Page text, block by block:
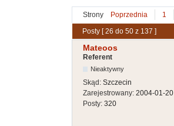
Strony Poprzednia 1
Posty [ 26 do 50 z 137 ]
Mateoos
Referent
Nieaktywny
Skąd: Szczecin
Zarejestrowany: 2004-01-20
Posty: 320